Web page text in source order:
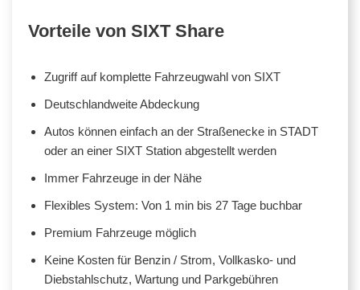
Vorteile von SIXT Share
Zugriff auf komplette Fahrzeugwahl von SIXT
Deutschlandweite Abdeckung
Autos können einfach an der Straßenecke in STADT
oder an einer SIXT Station abgestellt werden
Immer Fahrzeuge in der Nähe
Flexibles System: Von 1 min bis 27 Tage buchbar
Premium Fahrzeuge möglich
Keine Kosten für Benzin / Strom, Vollkasko- und
Diebstahlschutz, Wartung und Parkgebühren